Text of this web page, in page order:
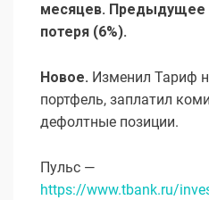
месяцев. Предыдущее
потеря (6%).
Новое. Изменил Тариф
портфель, заплатил
дефолтные позиции.
Пульс —
https://www.tbank.ru/